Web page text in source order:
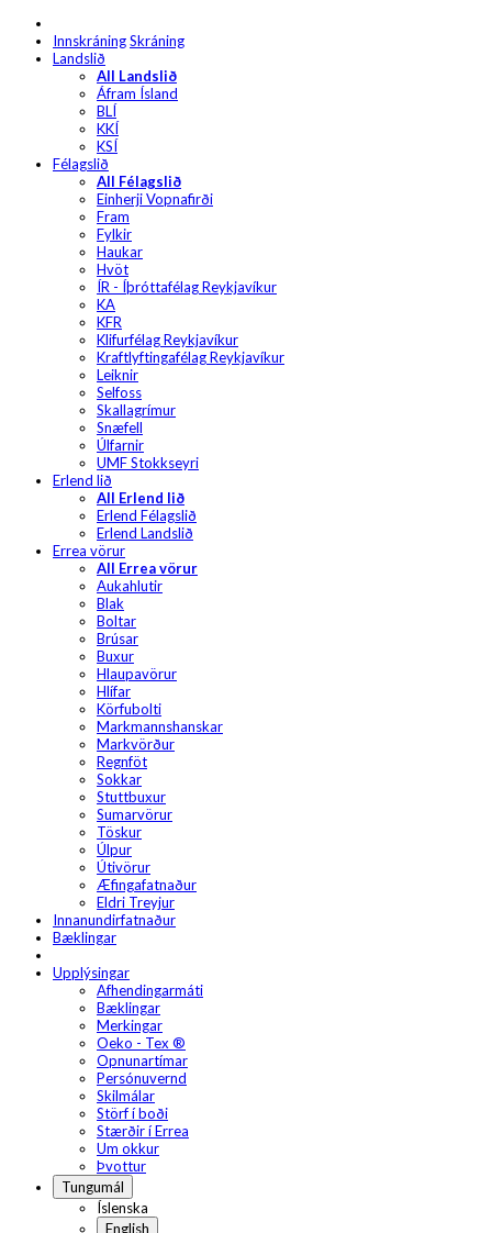
InnskráningSkráning
Landslið
All Landslið
Áfram Ísland
BLÍ
KKÍ
KSÍ
Félagslið
All Félagslið
Einherji Vopnafirði
Fram
Fylkir
Haukar
Hvöt
ÍR - Íþróttafélag Reykjavíkur
KA
KFR
Klifurfélag Reykjavíkur
Kraftlyftingafélag Reykjavíkur
Leiknir
Selfoss
Skallagrímur
Snæfell
Úlfarnir
UMF Stokkseyri
Erlend lið
All Erlend lið
Erlend Félagslið
Erlend Landslið
Errea vörur
All Errea vörur
Aukahlutir
Blak
Boltar
Brúsar
Buxur
Hlaupavörur
Hlífar
Körfubolti
Markmannshanskar
Markvörður
Regnföt
Sokkar
Stuttbuxur
Sumarvörur
Töskur
Úlpur
Útivörur
Æfingafatnaður
Eldri Treyjur
Innanundirfatnaður
Bæklingar
Upplýsingar
Afhendingarmáti
Bæklingar
Merkingar
Oeko - Tex ®
Opnunartímar
Persónuvernd
Skilmálar
Störf í boði
Stærðir í Errea
Um okkur
Þvottur
Tungumál
Íslenska
English